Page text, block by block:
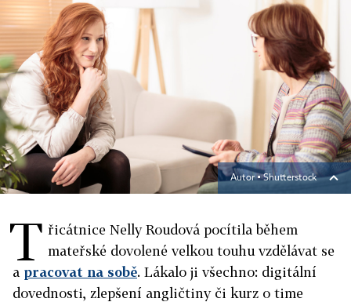
Autor ▪Shutterstock
T řicátnice Nelly Roudová pocítila během
mateřské dovolené velkou touhu vzdělávat se
a pracovat na sobě. Lákalo ji všechno: digitální
dovednosti, zlepšení angličtiny či kurz o time